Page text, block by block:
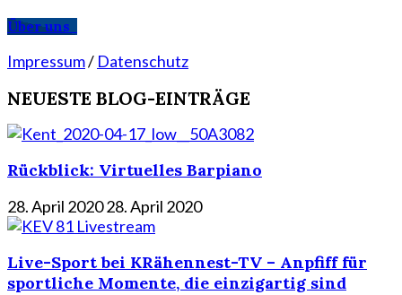
Über uns
Impressum/ Datenschutz
NEUESTE BLOG-EINTRÄGE
Rückblick: Virtuelles Barpiano
28. April 202028. April 2020
Live-Sport bei KRähennest-TV – Anpfiff für
sportliche Momente, die einzigartig sind